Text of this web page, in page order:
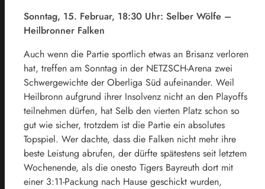
Sonntag, 15. Februar, 18:30 Uhr: Selber Wölfe –
Heilbronner Falken
Auch wenn die Partie sportlich etwas an Brisanz verloren
hat, treffen am Sonntag in der NETZSCH-Arena zwei
Schwergewichte der Oberliga Süd aufeinander. Weil
Heilbronn aufgrund ihrer Insolvenz nicht an den Playoffs
teilnehmen dürfen, hat Selb den vierten Platz schon so
gut wie sicher, trotzdem ist die Partie ein absolutes
Topspiel. Wer dachte, dass die Falken nicht mehr ihre
beste Leistung abrufen, der dürfte spätestens seit letztem
Wochenende, als die onesto Tigers Bayreuth dort mit
einer 3:11-Packung nach Hause geschickt wurden,